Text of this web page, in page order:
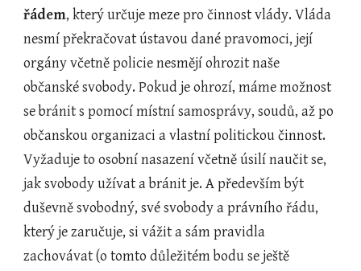
řádem, který určuje meze pro činnost vlády. Vláda
nesmí překračovat ústavou dané pravomoci, její
orgány včetně policie nesmějí ohrozit naše
občanské svobody. Pokud je ohrozí, máme možnost
se bránit s pomocí místní samosprávy, soudů, až po
občanskou organizaci a vlastní politickou činnost.
Vyžaduje to osobní nasazení včetně úsilí naučit se,
jak svobody užívat a bránit je. A především být
duševně svobodný, své svobody a právního řádu,
který je zaručuje, si vážit a sám pravidla
zachovávat (o tomto důležitém bodu se ještě